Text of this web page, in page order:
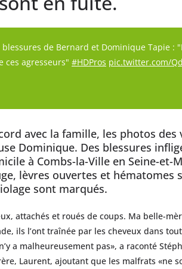
de Bernard et Dominique Tapie :
ces agresseurs" #HDPros pic.twitter.com/
avec la famille, les photos des
Dominique. Des blessures
à Combs-la-Ville en Seine-et-
lèvres ouvertes et hématomes
sont marqués.
attachés et roués de coups. Ma belle-
ils l’ont traînée par les cheveux dans
a malheureusement pas», a raconté
Laurent, ajoutant que les malfrats «ne